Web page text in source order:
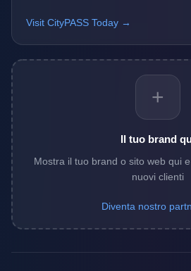
Visit CityPASS Today →
+
Il tuo brand
Mostra il tuo brand o sito web qui
nuovi clienti
Diventa nostro